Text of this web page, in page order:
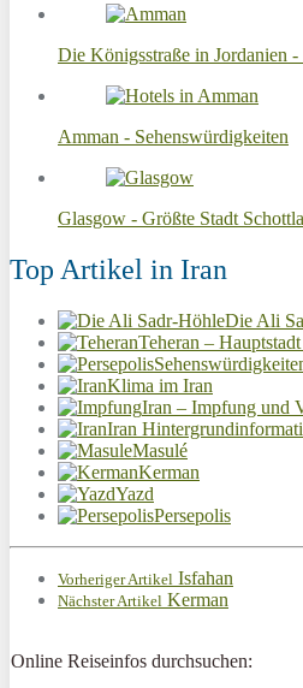
Die Königsstraße in Jordanien
Amman - Sehenswürdigkeiten
Glasgow - Größte Stadt
Top Artikel in Iran
Die Ali
Teheran –
Klima im Iran
Iran – Impfung und
Iran
Masulé
Kerman
Yazd
Persepolis
Vorheriger Artikel Isfahan
Nächster Artikel Kerman
Online Reiseinfos durchsuchen: